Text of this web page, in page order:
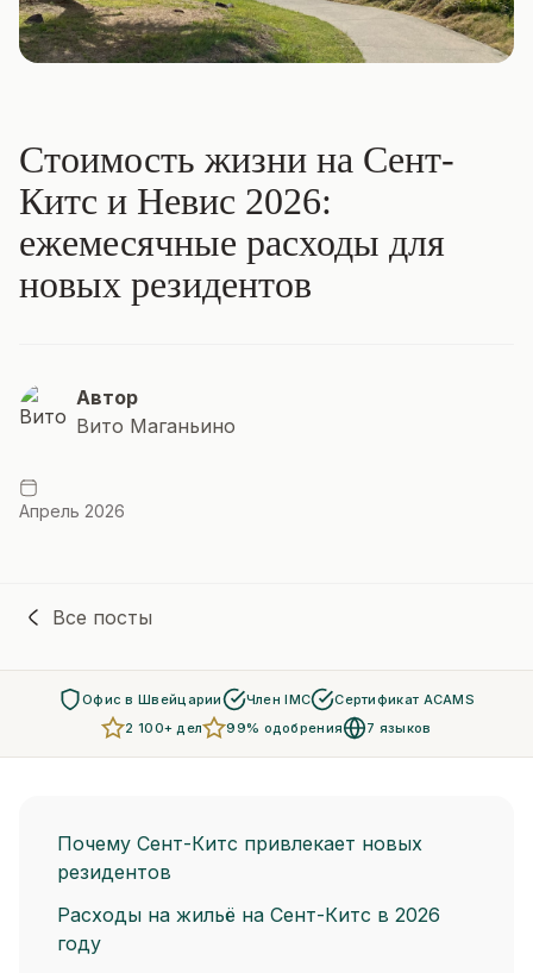
Стоимость жизни на Сент-
Китс и Невис 2026:
ежемесячные расходы для
новых резидентов
Автор
Вито Маганьино
Апрель 2026
Все посты
Офис в Швейцарии Член IMC
Сертификат ACAMS
2 100+ дел
99% одобрения 7 языков
Почему Сент-Китс привлекает новых
резидентов
Расходы на жильё на Сент-Китс в 2026
году